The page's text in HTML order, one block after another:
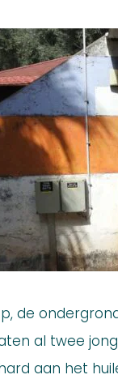
de
al twee
aan het